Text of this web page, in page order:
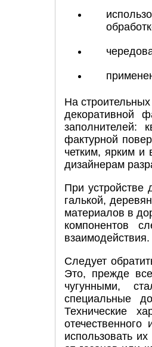
На
декоративной
заполнителей:
фактурной
четким, ярким и
дизайнерам
При устройстве
галькой,
материалов в
компонентов
взаимодействия.
Следует
Это, прежде
чугунными,
специальные
Технические
использовать